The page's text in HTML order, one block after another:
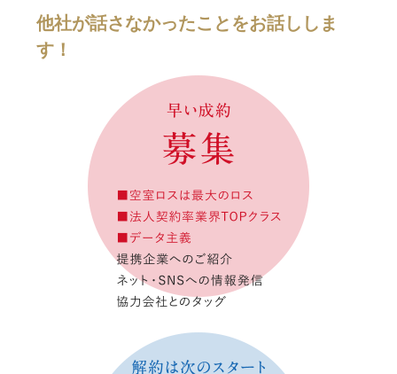
他社が話さなかったことをお話ししま
す！